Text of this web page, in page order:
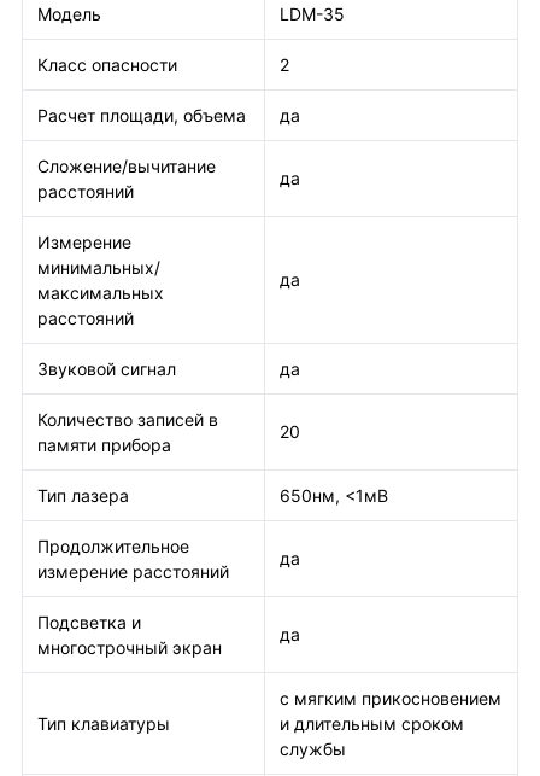
Модель LDM-35
Класс опасности 2
Расчет площади, объема да
Сложение/вычитание
расстояний
да
Измерение
минимальных/
максимальных
расстояний
да
Звуковой сигнал да
Количество записей в
памяти прибора
20
Тип лазера 650нм, <1мВ
Продолжительное
измерение расстояний
да
Подсветка и
многострочный экран
да
Тип клавиатуры
с мягким прикосновением
и длительным сроком
службы